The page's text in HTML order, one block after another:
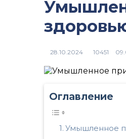
10451
Оглавление
Умышленное